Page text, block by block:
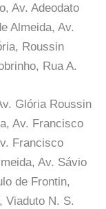
Av. Adeodato
Almeida, Av.
Roussin
Rua A.
Glória Roussin
Av. Francisco
Francisco
Av. Sávio
de Frontin,
Viaduto N. S.